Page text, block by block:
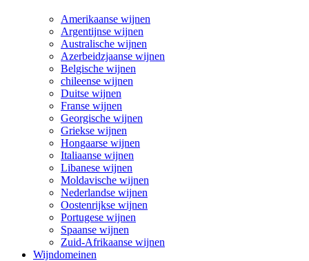
Amerikaanse wijnen
Argentijnse wijnen
Australische wijnen
Azerbeidzjaanse wijnen
Belgische wijnen
chileense wijnen
Duitse wijnen
Franse wijnen
Georgische wijnen
Griekse wijnen
Hongaarse wijnen
Italiaanse wijnen
Libanese wijnen
Moldavische wijnen
Nederlandse wijnen
Oostenrijkse wijnen
Portugese wijnen
Spaanse wijnen
Zuid-Afrikaanse wijnen
Wijndomeinen